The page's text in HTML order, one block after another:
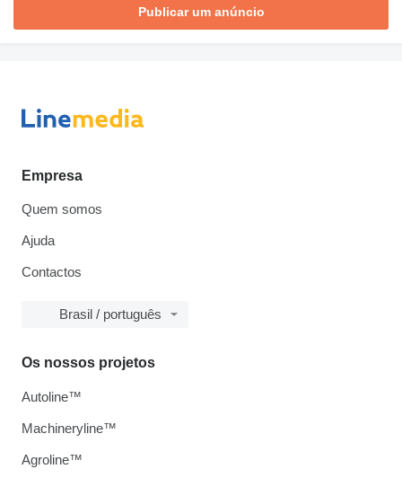
Publicar um anúncio
Empresa
Quem somos
Ajuda
Contactos
Brasil / português
Os nossos projetos
Autoline™
Machineryline™
Agroline™